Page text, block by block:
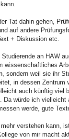
Tat dahin gehen,
auf andere
+ Diskussion etc.
an HAW
wissenschaftliches
sondern weil sie ihr
in dessen Zentrum
auch künftig viel
Da würde ich
werde, gute
verstehen kann,
von mir macht